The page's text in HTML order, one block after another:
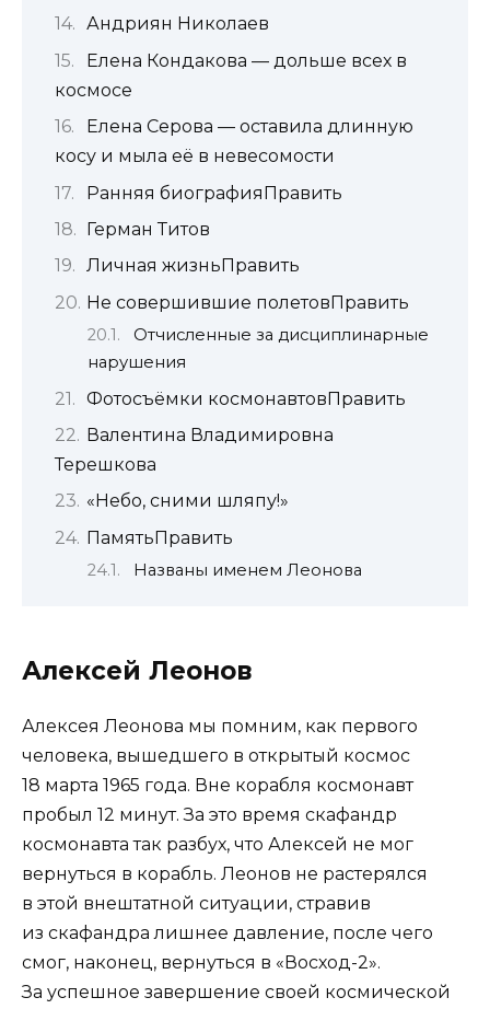
Андриян Николаев
Елена Кондакова — дольше всех в
космосе
Елена Серова — оставила длинную
косу и мыла её в невесомости
Ранняя биографияПравить
Герман Титов
Личная жизньПравить
Не совершившие полетовПравить
Отчисленные за дисциплинарные
нарушения
Фотосъёмки космонавтовПравить
Валентина Владимировна
Терешкова
«Небо, сними шляпу!»
ПамятьПравить
Названы именем Леонова
Алексей Леонов
Алексея Леонова мы помним, как первого
человека, вышедшего в открытый космос
18 марта 1965 года. Вне корабля космонавт
пробыл 12 минут. За это время скафандр
космонавта так разбух, что Алексей не мог
вернуться в корабль. Леонов не растерялся
в этой внештатной ситуации, стравив
из скафандра лишнее давление, после чего
смог, наконец, вернуться в «Восход-2».
За успешное завершение своей космической